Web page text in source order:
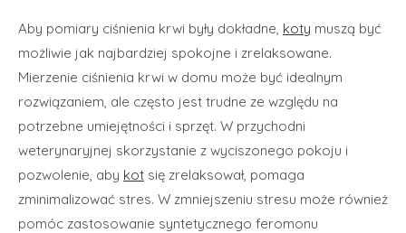
Aby pomiary ciśnienia krwi były dokładne, koty muszą być
możliwie jak najbardziej spokojne i zrelaksowane.
Mierzenie ciśnienia krwi w domu może być idealnym
rozwiązaniem, ale często jest trudne ze względu na
potrzebne umiejętności i sprzęt. W przychodni
weterynaryjnej skorzystanie z wyciszonego pokoju i
pozwolenie, aby kot się zrelaksował, pomaga
zminimalizować stres. W zmniejszeniu stresu może również
pomóc zastosowanie syntetycznego feromonu